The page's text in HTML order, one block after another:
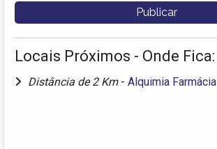
Locais Próximos - Onde Fica:
Distância de 2 Km - Alquimia Farmácia